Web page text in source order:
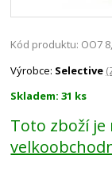
Kód produktu: OO7
Výrobce: Selective
Skladem: 31 ks
Toto zboží